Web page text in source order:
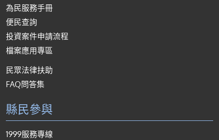
為民服務手冊
便民查詢
投資案件申請流程
檔案應用專區
民眾法律扶助
FAQ問答集
縣民參與
1999服務專線